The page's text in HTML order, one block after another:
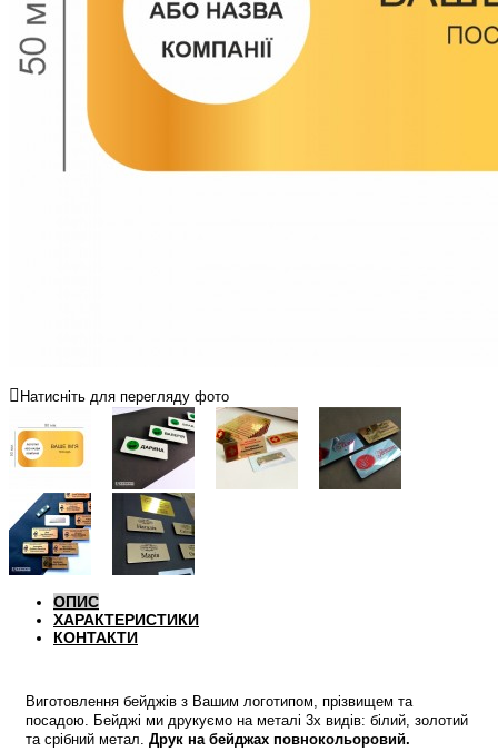
Натисніть для перегляду фото
ОПИС
ХАРАКТЕРИСТИКИ
КОНТАКТИ
Виготовлення бейджів з Вашим логотипом, прізвищем та
посадою. Бейджі ми друкуємо на металі 3х видів: білий, золотий
та срібний метал. Друк на бейджах повнокольоровий.